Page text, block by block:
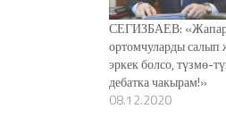
СЕГИЗБАЕВ:
ортомчуларды салып
эркек болсо, түзмө-
дебатка чакырам!»
08.12.2020